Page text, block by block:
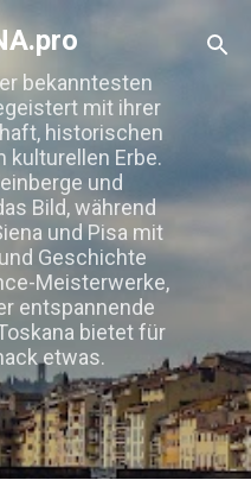
bekanntesten
mit ihrer
historischen
kulturellen Erbe.
und
Bild, während
und Pisa mit
Geschichte
Meisterwerke,
entspannende
bietet für
etwas.